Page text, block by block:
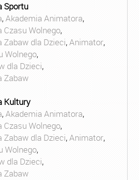
Sportu
,Akademia Animatora,
Wolnego,
dla Dzieci,Animator,
Wolnego,
dla Dzieci,
Zabaw
Kultury
,Akademia Animatora,
Wolnego,
dla Dzieci,Animator,
Wolnego,
dla Dzieci,
Zabaw